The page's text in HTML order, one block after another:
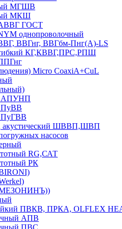
МГШВ
МКШ
АВВГ ГОСТ
однопроволочный
ВВГнг, ВВГбм-Пнг(А)-LS
гибкий КГ,КВВГ,ПРС,РПШ
Micro CoaxiA+CuL
АПУНП
ПуВВ
ПуГВВ
акустический ШВВП,ШВП
насосов
RG,САТ
РК
ПВКВ, ПРКА, OLFLEX
АПВ